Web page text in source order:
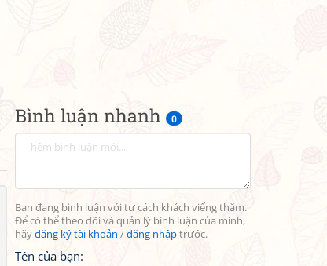
Bình luận nhanh 0
Bạn đang bình luận với tư cách khách viếng thăm.
Để có thể theo dõi và quản lý bình luận của mình,
hãyđăng ký tài khoản /đăng nhậptrước.
Tên của bạn: